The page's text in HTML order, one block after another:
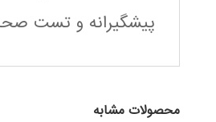
پيشگيرانه و تست
محصولات مشابه